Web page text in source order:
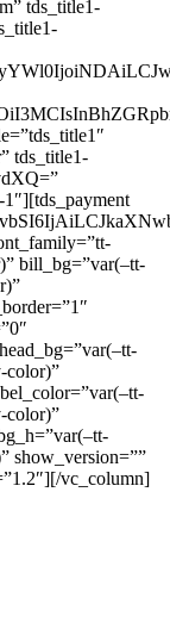
tds_title1-
tds_title1-
bill_bg=”var(–tt-
color)”
color)”
show_version=””
vc_column]